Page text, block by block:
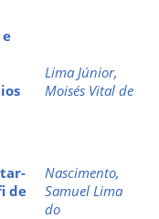
Lima Júnior,
Moisés Vital de
de
Nascimento,
Samuel Lima
do